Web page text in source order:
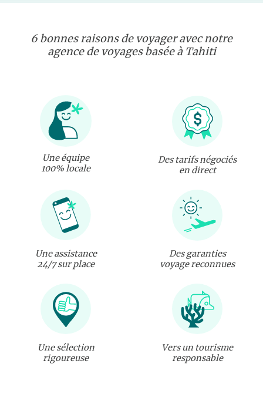
6 bonnes raisons de voyager avec notre
agence de voyages basée à Tahiti
Une équipe
100% locale
Des tarifs négociés
en direct
Une assistance
24/7 sur place
Des garanties
voyage reconnues
Une sélection
rigoureuse
Vers un tourisme
responsable